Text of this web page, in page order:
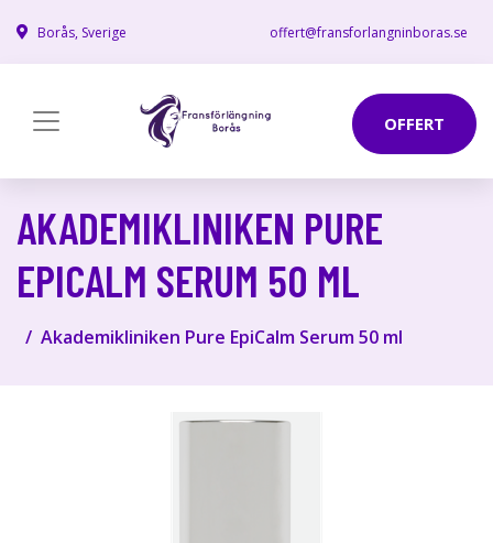
Borås, Sverige offert@fransforlangninboras.se
OFFERT
AKADEMIKLINIKEN PURE
EPICALM SERUM 50 ML
Akademikliniken Pure EpiCalm Serum 50 ml